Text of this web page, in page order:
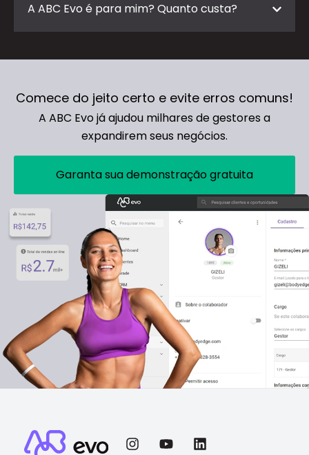
A ABC Evo é para mim? Quanto custa?
Comece do jeito certo e evite erros comuns!
A ABC Evo já ajudou milhares de gestores a
expandirem seus negócios.
Garanta sua demonstração gratuita